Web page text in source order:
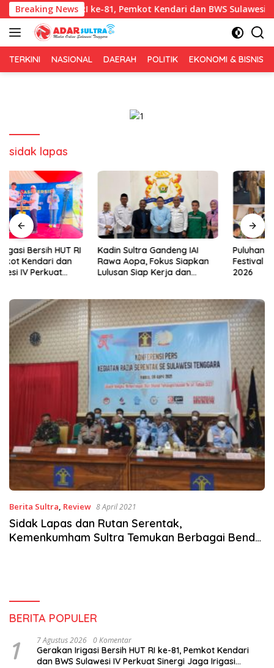
Langsung
ke
konten
Breaking News
HUT RI ke-81, Pemkot Kendari dan BWS Sulawesi IV
TERKINI NASIONAL DAERAH POLITIK EKONOMI & BISNIS
sidak lapas
Kadin Sultra Gandeng IAI
Rawa Aopa, Fokus Siapkan
Lulusan Siap Kerja dan
Puluhan Tenant Ramaikan
Festival Kuliner Sultra Maimo
2026
Berita Sultra, Review 8 April 2021
Sidak Lapas dan Rutan Serentak,
Kemenkumham Sultra Temukan Berbagai Benda
BERITA POPULER
1 7 Agustus 2026 0 Komentar
Gerakan Irigasi Bersih HUT RI ke-81, Pemkot Kendari
dan BWS Sulawesi IV Perkuat Sinergi Jaga Irigasi